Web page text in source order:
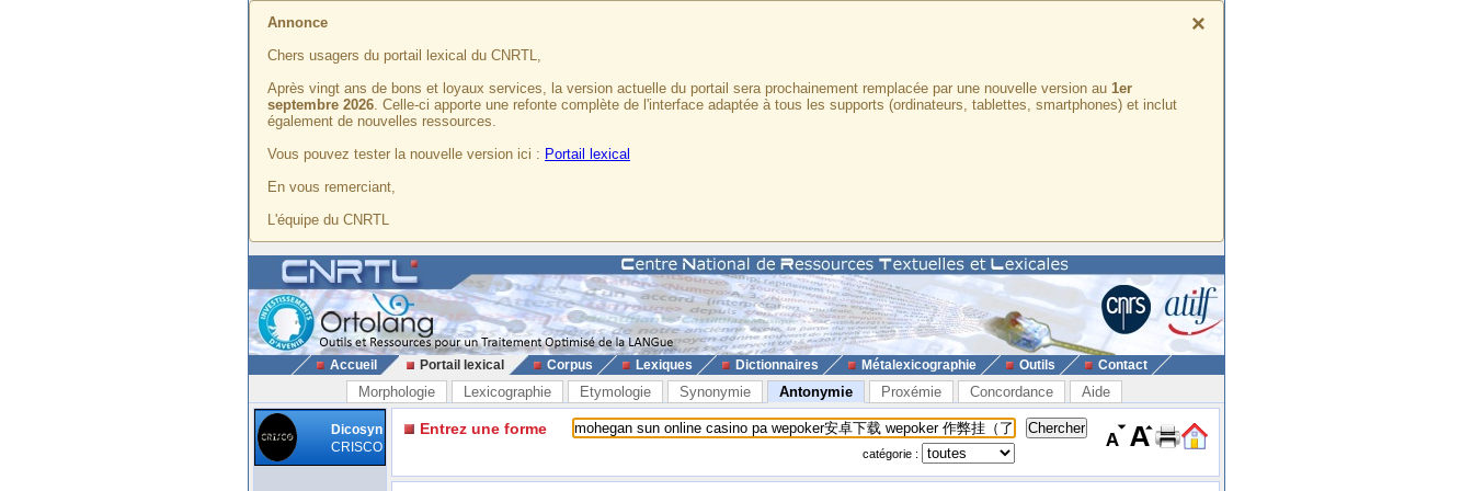
×
Annonce
Chers usagers du portail lexical du CNRTL,
Après vingt ans de bons et loyaux services, la version actuelle du portail sera prochainement remplacée par une nouvelle version au 1er
septembre 2026. Celle-ci apporte une refonte complète de l'interface adaptée à tous les supports (ordinateurs, tablettes, smartphones) et inclut
également de nouvelles ressources.
Vous pouvez tester la nouvelle version ici : Portail lexical
En vous remerciant,
L'équipe du CNRTL
Accueil Portail lexical Corpus Lexiques Dictionnaires Métalexicographie Outils Contact
Morphologie Lexicographie Etymologie Synonymie Antonymie Proxémie Concordance Aide
Dicosyn
CRISCO
Entrez une forme
catégorie :